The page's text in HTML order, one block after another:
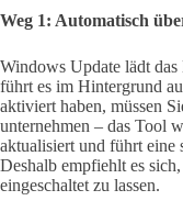
Weg 1: Automatisch
Windows Update lädt
führt es im Hintergrund
aktiviert haben, müssen
unternehmen – das Tool
aktualisiert und führt
Deshalb empfiehlt es
eingeschaltet zu lassen.